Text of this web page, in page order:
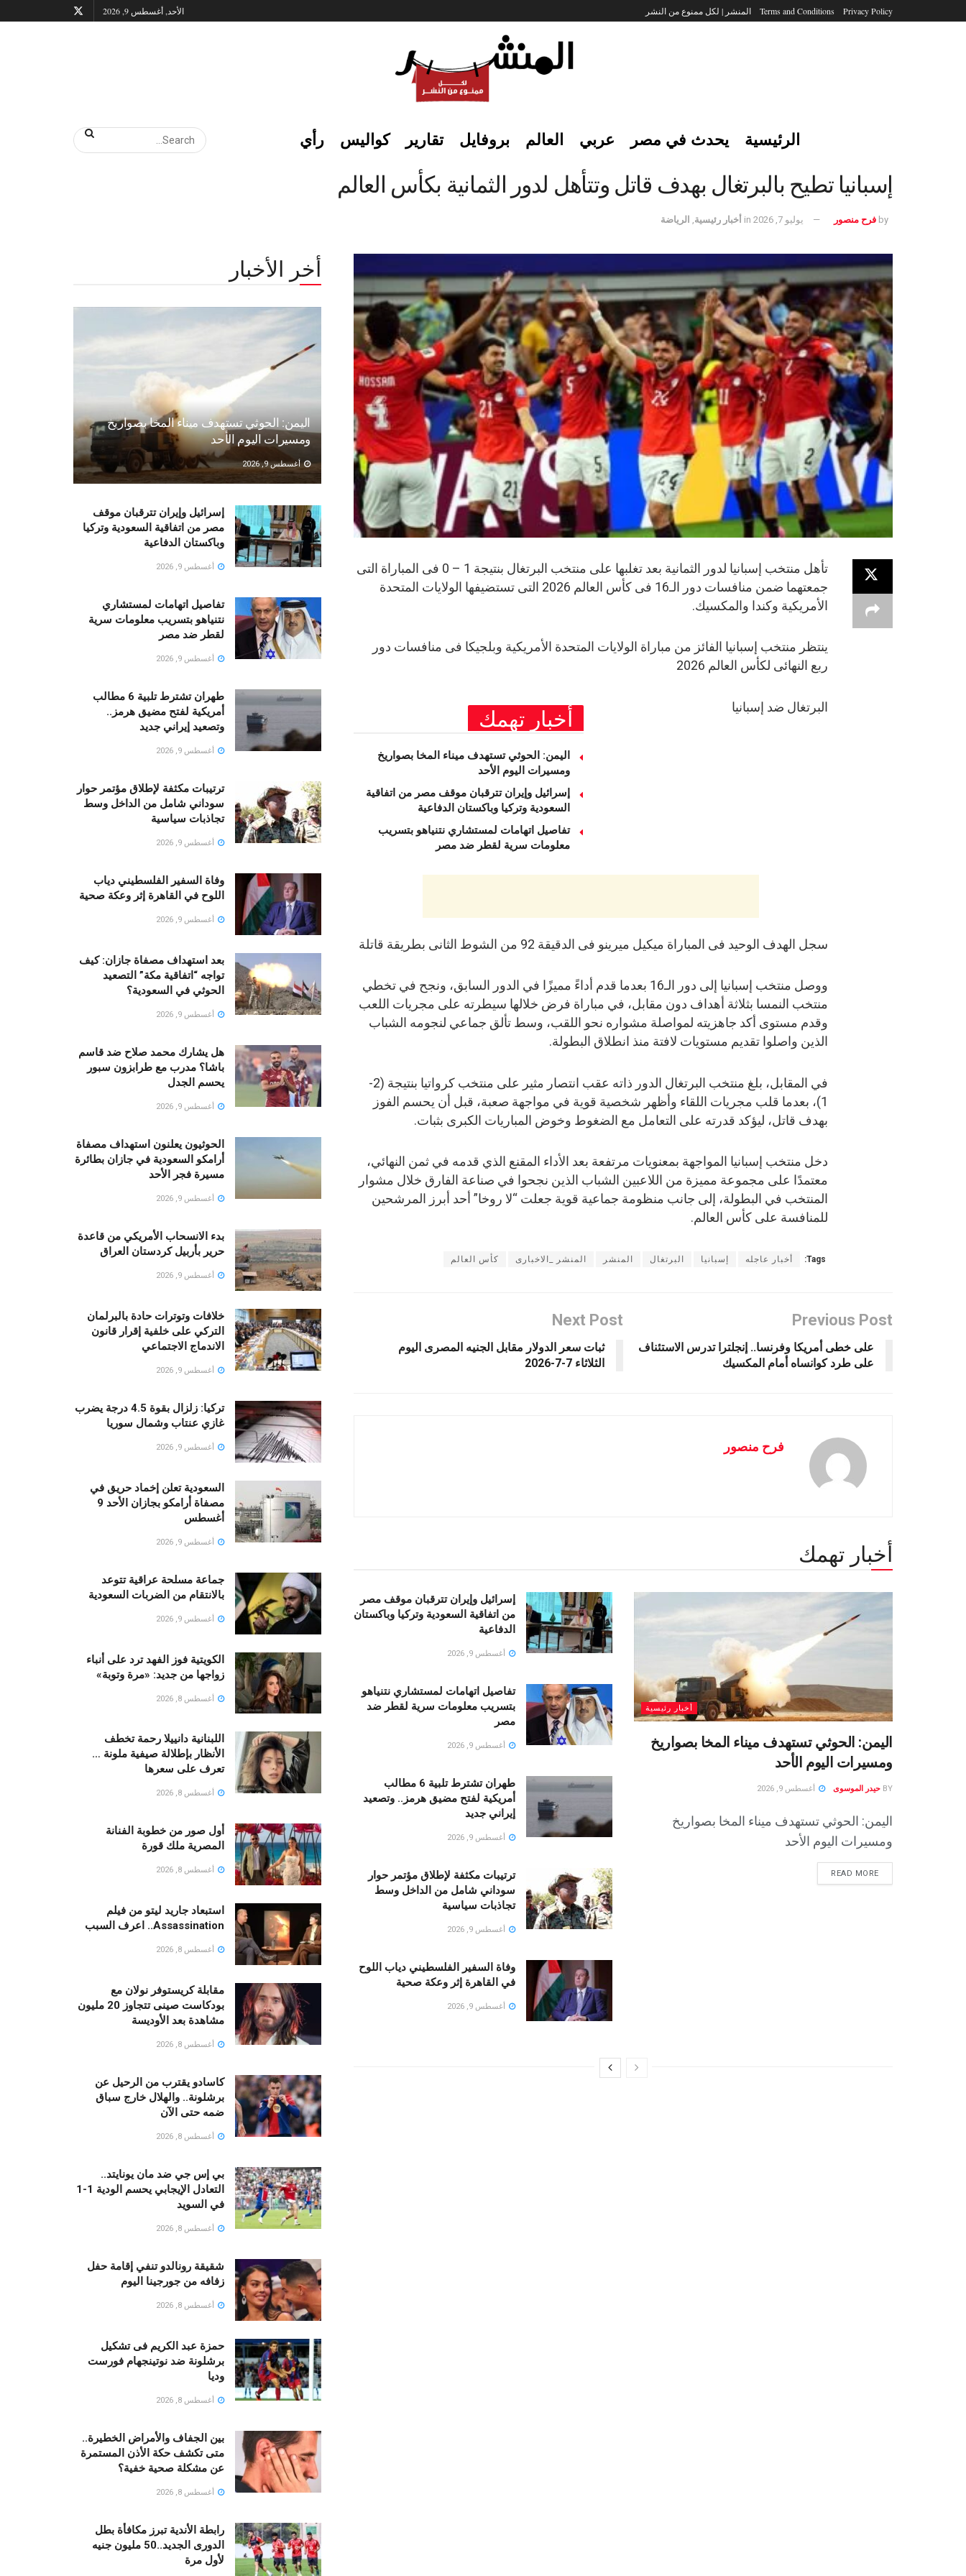
Privacy Policy
Terms and Conditions المنشر | لكل ممنوع من النشر الأحد, أغسطس 9, 2026
الرئيسية يحدث في مصر عربي العالم بروفايل تقارير كواليس رأي
إسبانيا تطيح بالبرتغال بهدف قاتل وتتأهل لدور الثمانية بكأس العالم
by فرح منصور يوليو 7, 2026 in أخبار رئيسية الرياضة
تأهل منتخب إسبانيا لدور الثمانية بعد تغلبها على منتخب البرتغال بنتيجة 1 – 0 فى المباراة التى
جمعتهما ضمن منافسات دور الـ16 فى كأس العالم 2026 التى تستضيفها الولايات المتحدة
الأمريكية وكندا والمكسيك.
ينتظر منتخب إسبانيا الفائز من مباراة الولايات المتحدة الأمريكية وبلجيكا فى منافسات دور
ربع النهائى لكأس العالم 2026
أخبار تهمك
اليمن: الحوثي تستهدف ميناء المخا بصواريخ
ومسيرات اليوم الأحد
إسرائيل وإيران تترقبان موقف مصر من اتفاقية
السعودية وتركيا وباكستان الدفاعية
تفاصيل اتهامات لمستشاري نتنياهو بتسريب
معلومات سرية لقطر ضد مصر
البرتغال ضد إسبانيا
سجل الهدف الوحيد فى المباراة ميكيل ميرينو فى الدقيقة 92 من الشوط الثانى بطريقة قاتلة
ووصل منتخب إسبانيا إلى دور الـ16 بعدما قدم أداءً مميزًا في الدور السابق، ونجح في تخطي
منتخب النمسا بثلاثة أهداف دون مقابل، في مباراة فرض خلالها سيطرته على مجريات اللعب
وقدم مستوى أكد جاهزيته لمواصلة مشواره نحو اللقب، وسط تألق جماعي لنجومه الشباب
الذين واصلوا تقديم مستويات لافتة منذ انطلاق البطولة.
في المقابل، بلغ منتخب البرتغال الدور ذاته عقب انتصار مثير على منتخب كرواتيا بنتيجة (2-
1)، بعدما قلب مجريات اللقاء وأظهر شخصية قوية في مواجهة صعبة، قبل أن يحسم الفوز
بهدف قاتل، ليؤكد قدرته على التعامل مع الضغوط وخوض المباريات الكبرى بثبات.
دخل منتخب إسبانيا المواجهة بمعنويات مرتفعة بعد الأداء المقنع الذي قدمه في ثمن النهائي،
معتمدًا على مجموعة مميزة من اللاعبين الشباب الذين نجحوا في صناعة الفارق خلال مشوار
المنتخب في البطولة، إلى جانب منظومة جماعية قوية جعلت “لا روخا” أحد أبرز المرشحين
للمنافسة على كأس العالم.
Tags: أخبار عاجله إسبانيا البرتغال المنشر المنشر _الاخبارى كأس العالم
Previous Post
على خطى أمريكا وفرنسا.. إنجلترا تدرس الاستئناف
على طرد كوانساه أمام المكسيك
Next Post
ثبات سعر الدولار مقابل الجنيه المصرى اليوم
الثلاثاء 7-7-2026
فرح منصور
أخبار تهمك
أخبار رئيسية
اليمن: الحوثي تستهدف ميناء المخا بصواريخ
ومسيرات اليوم الأحد
BY حيدر الموسوى أغسطس 9, 2026
اليمن: الحوثي تستهدف ميناء المخا بصواريخ
ومسيرات اليوم الأحد
READ MORE
إسرائيل وإيران تترقبان موقف مصر
من اتفاقية السعودية وتركيا وباكستان
الدفاعية
أغسطس 9, 2026
تفاصيل اتهامات لمستشاري نتنياهو
بتسريب معلومات سرية لقطر ضد
مصر
أغسطس 9, 2026
طهران تشترط تلبية 6 مطالب
أمريكية لفتح مضيق هرمز.. وتصعيد
إيراني جديد
أغسطس 9, 2026
ترتيبات مكثفة لإطلاق مؤتمر حوار
سوداني شامل من الداخل وسط
تجاذبات سياسية
أغسطس 9, 2026
وفاة السفير الفلسطيني دياب اللوح
في القاهرة إثر وعكة صحية
أغسطس 9, 2026
أخر الأخبار
اليمن: الحوثي تستهدف ميناء المخا بصواريخ
ومسيرات اليوم الأحد
أغسطس 9, 2026
إسرائيل وإيران تترقبان موقف
مصر من اتفاقية السعودية وتركيا
وباكستان الدفاعية
أغسطس 9, 2026
تفاصيل اتهامات لمستشاري
نتنياهو بتسريب معلومات سرية
لقطر ضد مصر
أغسطس 9, 2026
طهران تشترط تلبية 6 مطالب
أمريكية لفتح مضيق هرمز..
وتصعيد إيراني جديد
أغسطس 9, 2026
ترتيبات مكثفة لإطلاق مؤتمر حوار
سوداني شامل من الداخل وسط
تجاذبات سياسية
أغسطس 9, 2026
وفاة السفير الفلسطيني دياب
اللوح في القاهرة إثر وعكة صحية
أغسطس 9, 2026
بعد استهداف مصفاة جازان: كيف
تواجه “اتفاقية مكة” التصعيد
الحوثي في السعودية؟
أغسطس 9, 2026
هل يشارك محمد صلاح ضد قاسم
باشا؟ مدرب مع طرابزون سبور
يحسم الجدل
أغسطس 9, 2026
الحوثيون يعلنون استهداف مصفاة
أرامكو السعودية في جازان بطائرة
مسيرة فجر الأحد
أغسطس 9, 2026
بدء الانسحاب الأمريكي من قاعدة
حرير بأربيل كردستان العراق
أغسطس 9, 2026
خلافات وتوترات حادة بالبرلمان
التركي على خلفية إقرار قانون
الاندماج الاجتماعي
أغسطس 9, 2026
تركيا: زلزال بقوة 4.5 درجة يضرب
غازي عنتاب وشمال سوريا
أغسطس 9, 2026
السعودية تعلن إخماد حريق في
مصفاة أرامكو بجازان الأحد 9
أغسطس
أغسطس 9, 2026
جماعة مسلحة عراقية تتوعد
بالانتقام من الضربات السعودية
أغسطس 9, 2026
الكويتية فوز الفهد ترد على أنباء
زواجها من جديد: «مرة وتوبة» ‏
أغسطس 8, 2026
اللبنانية دانييلا رحمة تخطف
الأنظار بإطلالة صيفية ملونة …
تعرف على سعرها
أغسطس 8, 2026
أول صور من خطوبة الفنانة
المصرية ملك قورة
أغسطس 8, 2026
استبعاد جاريد ليتو من فيلم
Assassination.. اعرف السبب
أغسطس 8, 2026
مقابلة كريستوفر نولان مع
بودكاست صينى تتجاوز 20 مليون
مشاهدة بعد الأوديسة
أغسطس 8, 2026
كاسادو يقترب من الرحيل عن
برشلونة.. والهلال خارج سباق
ضمه حتى الآن
أغسطس 8, 2026
بي إس جي ضد مان يونايتد..
التعادل الإيجابي يحسم الودية 1-1
في السويد
أغسطس 8, 2026
شقيقة رونالدو تنفي إقامة حفل
زفافه من جورجينا اليوم
أغسطس 8, 2026
حمزة عبد الكريم فى تشكيل
برشلونة ضد نوتينجهام فورست
وديا
أغسطس 8, 2026
بين الجفاف والأمراض الخطيرة..
متى تكشف حكة الأذن المستمرة
عن مشكلة صحية خفية؟
أغسطس 8, 2026
رابطة الأندية تبرز مكافأة بطل
الدورى الجديد..50 مليون جنيه
لأول مرة